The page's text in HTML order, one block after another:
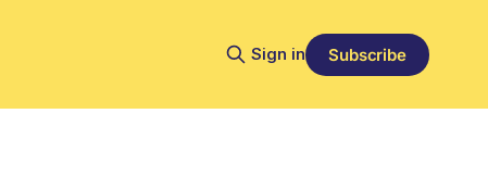
Sign in Subscribe